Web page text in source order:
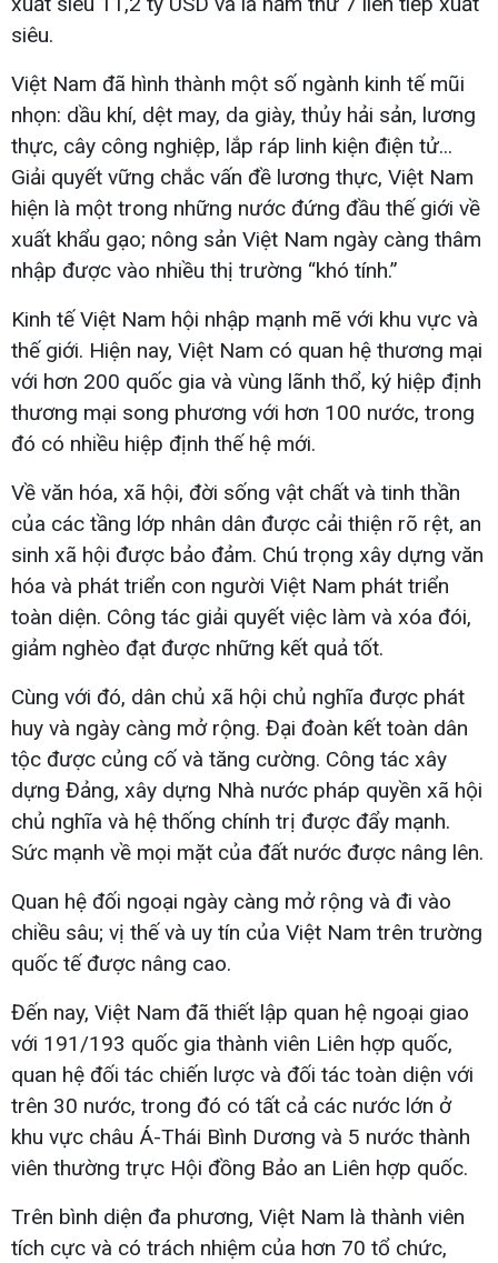
siêu.
Việt Nam đã hình thành một số ngành kinh tế mũi
nhọn: dầu khí, dệt may, da giày, thủy hải sản, lương
thực, cây công nghiệp, lắp ráp linh kiện điện tử...
Giải quyết vững chắc vấn đề lương thực, Việt Nam
hiện là một trong những nước đứng đầu thế giới về
xuất khẩu gạo; nông sản Việt Nam ngày càng thâm
nhập được vào nhiều thị trường “khó tính.”
Kinh tế Việt Nam hội nhập mạnh mẽ với khu vực và
thế giới. Hiện nay, Việt Nam có quan hệ thương mại
với hơn 200 quốc gia và vùng lãnh thổ, ký hiệp định
thương mại song phương với hơn 100 nước, trong
đó có nhiều hiệp định thế hệ mới.
Về văn hóa, xã hội, đời sống vật chất và tinh thần
của các tầng lớp nhân dân được cải thiện rõ rệt, an
sinh xã hội được bảo đảm. Chú trọng xây dựng văn
hóa và phát triển con người Việt Nam phát triển
toàn diện. Công tác giải quyết việc làm và xóa đói,
giảm nghèo đạt được những kết quả tốt.
Cùng với đó, dân chủ xã hội chủ nghĩa được phát
huy và ngày càng mở rộng. Đại đoàn kết toàn dân
tộc được củng cố và tăng cường. Công tác xây
dựng Đảng, xây dựng Nhà nước pháp quyền xã hội
chủ nghĩa và hệ thống chính trị được đẩy mạnh.
Sức mạnh về mọi mặt của đất nước được nâng lên.
Quan hệ đối ngoại ngày càng mở rộng và đi vào
chiều sâu; vị thế và uy tín của Việt Nam trên trường
quốc tế được nâng cao.
Đến nay, Việt Nam đã thiết lập quan hệ ngoại giao
với 191/193 quốc gia thành viên Liên hợp quốc,
quan hệ đối tác chiến lược và đối tác toàn diện với
trên 30 nước, trong đó có tất cả các nước lớn ở
khu vực châu Á-Thái Bình Dương và 5 nước thành
viên thường trực Hội đồng Bảo an Liên hợp quốc.
Trên bình diện đa phương, Việt Nam là thành viên
tích cực và có trách nhiệm của hơn 70 tổ chức,